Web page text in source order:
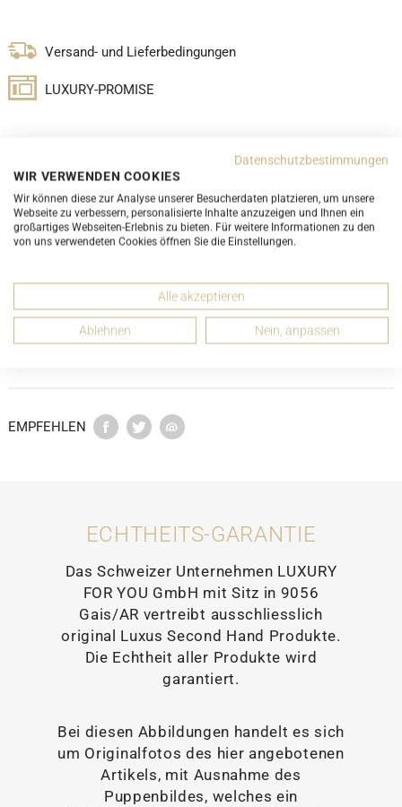
Versand- und Lieferbedingungen
LUXURY-PROMISE
ABMESSUNGEN
ZUSTANDSBESCHREIBUNG
EMPFEHLEN
ECHTHEITS-GARANTIE
Das Schweizer Unternehmen LUXURY
FOR YOU GmbH mit Sitz in 9056
Gais/AR vertreibt ausschliesslich
original Luxus Second Hand Produkte.
Die Echtheit aller Produkte wird
garantiert.
Bei diesen Abbildungen handelt es sich
um Originalfotos des hier angebotenen
Artikels, mit Ausnahme des
Puppenbildes, welches ein
Datenschutzbestimmungen
WIR VERWENDEN COOKIES
Wir können diese zur Analyse unserer Besucherdaten platzieren, um unsere
Webseite zu verbessern, personalisierte Inhalte anzuzeigen und Ihnen ein
großartiges Webseiten-Erlebnis zu bieten. Für weitere Informationen zu den
von uns verwendeten Cookies öffnen Sie die Einstellungen.
Alle akzeptieren
Ablehnen Nein, anpassen